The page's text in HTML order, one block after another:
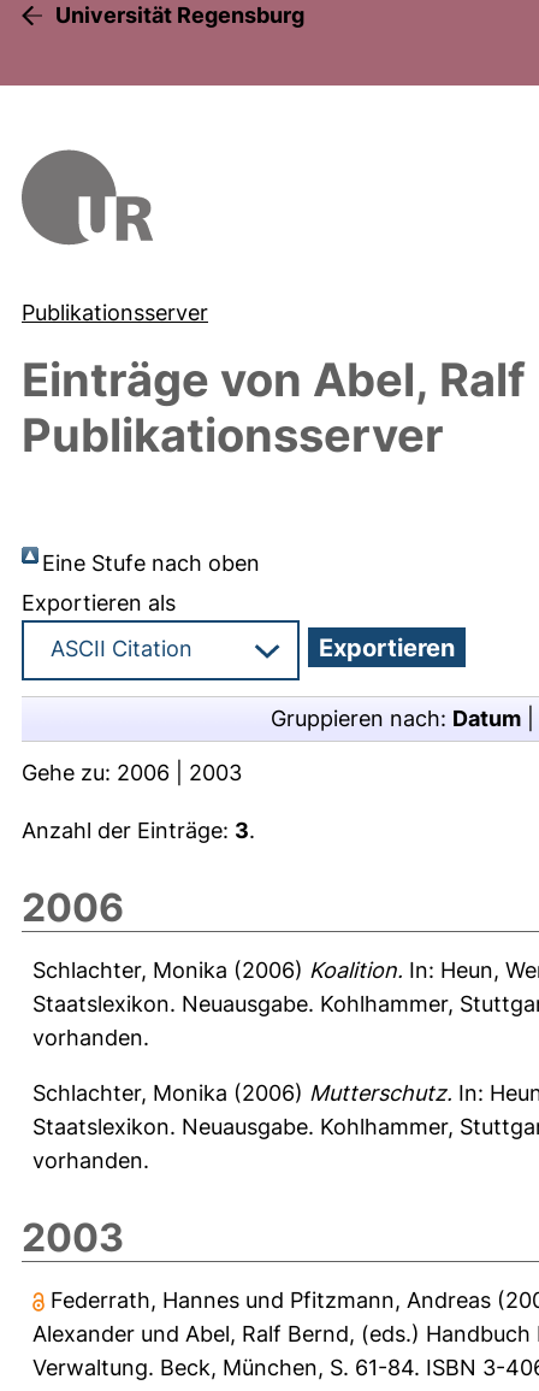
Universität Regensburg
Publikationsserver
Einträge von Abel,
Publikationsserver
Eine Stufe nach oben
Exportieren als
Gruppieren nach: Datum
Gehe zu: 2006 2003
Anzahl der Einträge: 3.
2006
Schlachter, Monika (2006) Koalition. In: Heun,
Staatslexikon. Neuausgabe. Kohlhammer,
vorhanden.
Schlachter, Monika (2006) Mutterschutz. In:
Staatslexikon. Neuausgabe. Kohlhammer,
vorhanden.
2003
Federrath, Hannes und Pfitzmann, Andreas
Alexander und Abel, Ralf Bernd, (eds.)
Verwaltung. Beck, München, S. 61-84. ISBN 3-